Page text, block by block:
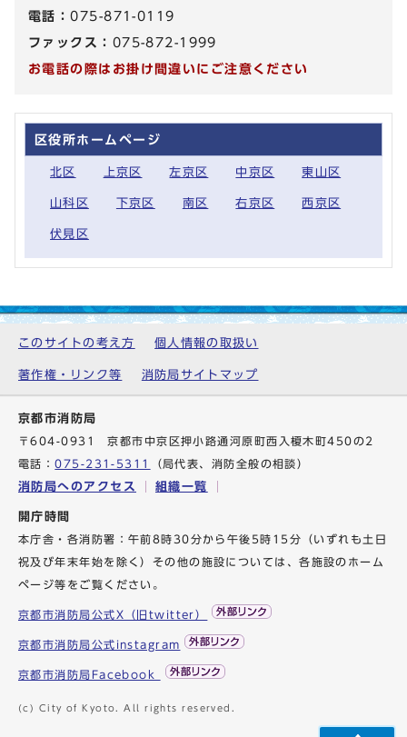
電話：075-871-0119
ファックス： 075-872-1999
お電話の際はお掛け間違いにご注意ください
区役所ホームページ
北区 上京区 左京区 中京区 東山区
山科区 下京区 南区 右京区 西京区
伏見区
このサイトの考え方 個人情報の取扱い
著作権・リンク等 消防局サイトマップ
京都市消防局
〒604-0931 京都市中京区押小路通河原町西入榎木町450の2
電話：075-231-5311 （局代表、消防全般の相談）
消防局へのアクセス 組織一覧
開庁時間
本庁舎・各消防署：午前8時30分から午後5時15分（いずれも土日
祝及び年末年始を除く）その他の施設については、各施設のホーム
ページ等をご覧ください。
京都市消防局公式X（旧twitter）
京都市消防局公式instagram
京都市消防局Facebook
(c) City of Kyoto. All rights reserved.